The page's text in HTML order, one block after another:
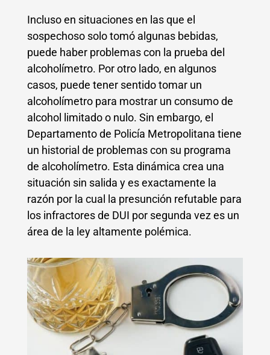
Incluso en situaciones en las que el
sospechoso solo tomó algunas bebidas,
puede haber problemas con la prueba del
alcoholímetro. Por otro lado, en algunos
casos, puede tener sentido tomar un
alcoholímetro para mostrar un consumo de
alcohol limitado o nulo. Sin embargo, el
Departamento de Policía Metropolitana tiene
un historial de problemas con su programa
de alcoholímetro. Esta dinámica crea una
situación sin salida y es exactamente la
razón por la cual la presunción refutable para
los infractores de DUI por segunda vez es un
área de la ley altamente polémica.